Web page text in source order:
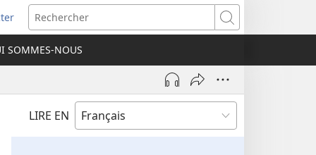
Rechercher
SOMMES-NOUS
LIRE EN